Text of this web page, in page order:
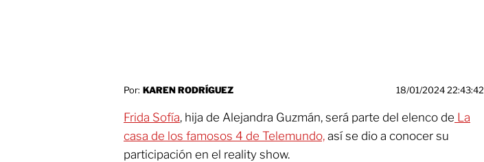
Por: KAREN RODRÍGUEZ 18/01/2024 22:43:42
Frida Sofía, hija de Alejandra Guzmán, será parte del elenco de La
casa de los famosos 4 de Telemundo, así se dio a conocer su
participación en el reality show.